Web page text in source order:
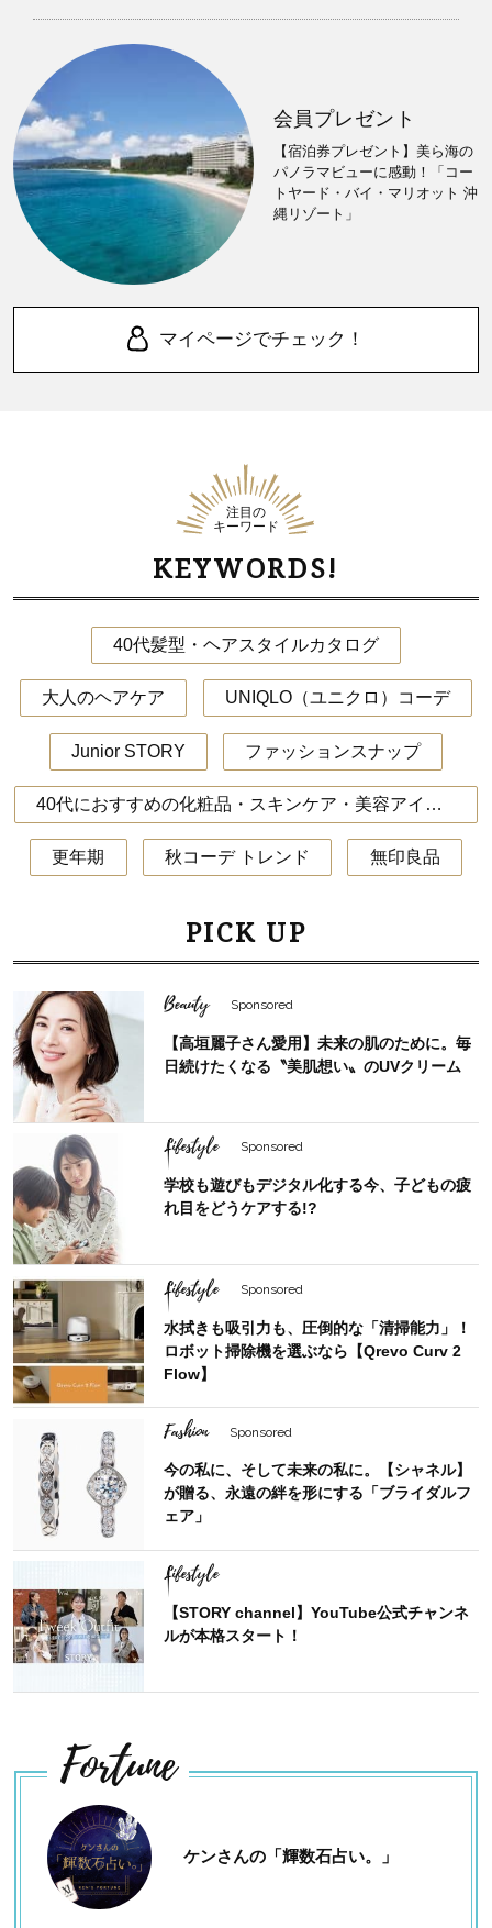
会員プレゼント
【宿泊券プレゼント】美ら海の
パノラマビューに感動！「コー
トヤード・バイ・マリオット 沖
縄リゾート」
マイページでチェック！
注目の
キーワード
KEYWORDS!
40代髪型・ヘアスタイルカタログ
大人のヘアケア UNIQLO（ユニクロ）コーデ
Junior STORY ファッションスナップ
40代におすすめの化粧品・スキンケア・美容アイテム
更年期 秋コーデ トレンド 無印良品
PICK UP
Beauty Sponsored
【高垣麗子さん愛用】未来の肌のために。毎
日続けたくなる〝美肌想い〟のUVクリーム
Lifestyle Sponsored
学校も遊びもデジタル化する今、子どもの疲
れ目をどうケアする!?
Lifestyle Sponsored
水拭きも吸引力も、圧倒的な「清掃能力」！
ロボット掃除機を選ぶなら【Qrevo Curv 2
Flow】
Fashion Sponsored
今の私に、そして未来の私に。【シャネル】
が贈る、永遠の絆を形にする「ブライダルフ
ェア」
Lifestyle
【STORY channel】YouTube公式チャンネ
ルが本格スタート！
Fortune
ケンさんの「輝数石占い。」